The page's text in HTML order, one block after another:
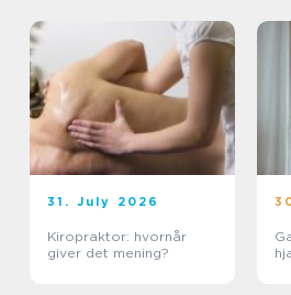
31. July 2026
Kiropraktor: hvornår
giver det mening?